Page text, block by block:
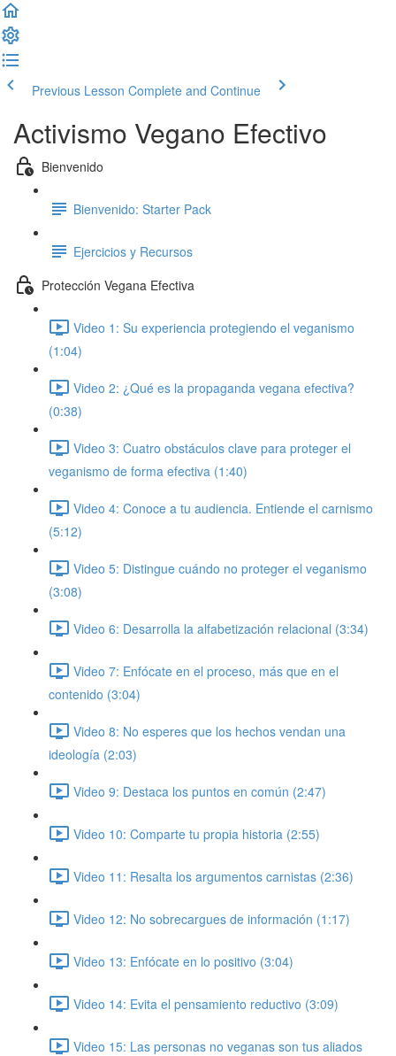
Previous Lesson Complete and Continue
Activismo Vegano Efectivo
Bienvenido
Bienvenido: Starter Pack
Ejercicios y Recursos
Protección Vegana Efectiva
Video 1: Su experiencia protegiendo el veganismo
(1:04)
Video 2: ¿Qué es la propaganda vegana efectiva?
(0:38)
Video 3: Cuatro obstáculos clave para proteger el
veganismo de forma efectiva (1:40)
Video 4: Conoce a tu audiencia. Entiende el carnismo
(5:12)
Video 5: Distingue cuándo no proteger el veganismo
(3:08)
Video 6: Desarrolla la alfabetización relacional (3:34)
Video 7: Enfócate en el proceso, más que en el
contenido (3:04)
Video 8: No esperes que los hechos vendan una
ideología (2:03)
Video 9: Destaca los puntos en común (2:47)
Video 10: Comparte tu propia historia (2:55)
Video 11: Resalta los argumentos carnistas (2:36)
Video 12: No sobrecargues de información (1:17)
Video 13: Enfócate en lo positivo (3:04)
Video 14: Evita el pensamiento reductivo (3:09)
Video 15: Las personas no veganas son tus aliados